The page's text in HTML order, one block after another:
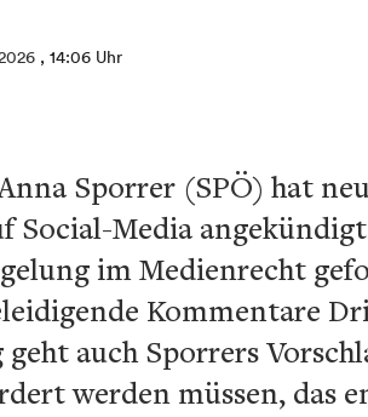
, 14:06 Uhr
Sporrer (SPÖ) hat
Social-Media
im Medienrecht
Kommentare
auch Sporrers
werden müssen, das